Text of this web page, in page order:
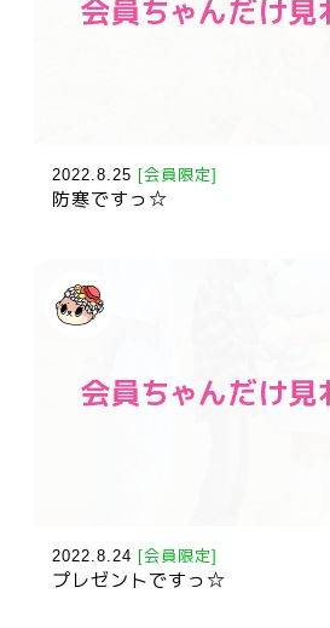
2022.8.25 [会員限定]
防寒ですっ☆
2022.8.24 [会員限定]
プレゼントですっ☆